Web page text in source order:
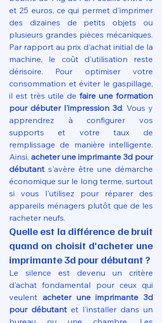
et 25 euros, ce qui permet d'imprimer
des dizaines de petits objets ou
plusieurs grandes pièces mécaniques.
Par rapport au prix d'achat initial de la
machine, le coût d'utilisation reste
dérisoire. Pour optimiser votre
consommation et éviter le gaspillage,
il est très utile de faire une formation
pour débuter l'impression 3d. Vous y
apprendrez à configurer vos
supports et votre taux de
remplissage de manière intelligente.
Ainsi, acheter une imprimante 3d pour
débutant s'avère être une démarche
économique sur le long terme, surtout
si vous l'utilisez pour réparer des
appareils ménagers plutôt que de les
racheter neufs.
Quelle est la différence de bruit
quand on choisit d'acheter une
imprimante 3d pour débutant ?
Le silence est devenu un critère
d'achat fondamental pour ceux qui
veulent acheter une imprimante 3d
pour débutant et l'installer dans un